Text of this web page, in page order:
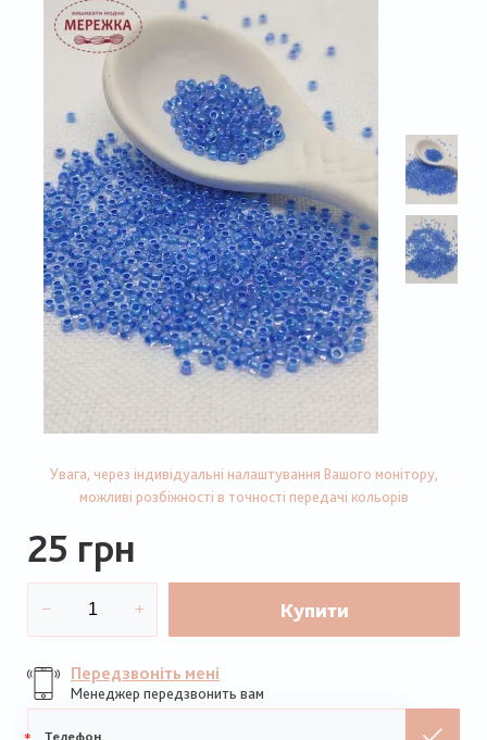
Увага, через індивідуальні налаштування Вашого монітору,
можливі розбіжності в точності передачі кольорів
25 грн
Купити
Передзвоніть мені
Менеджер передзвонить вам